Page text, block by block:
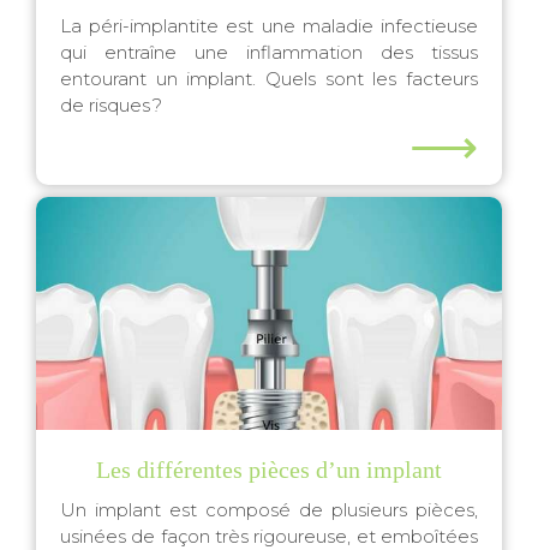
La péri-implantite est une maladie infectieuse
qui entraîne une inflammation des tissus
entourant un implant. Quels sont les facteurs
de risques ?
⟶
Les différentes pièces d’un implant
Un implant est composé de plusieurs pièces,
usinées de façon très rigoureuse, et emboîtées